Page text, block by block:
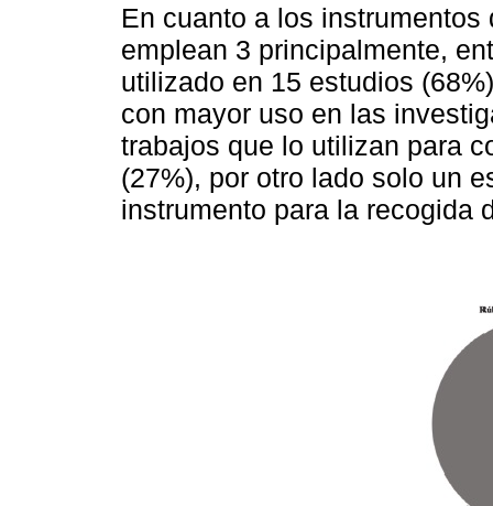
En cuanto a los
emplean 3 principalmente,
utilizado en 15 estudios
con mayor uso en las
trabajos que lo utilizan para
(27%), por otro lado solo un
instrumento para la recogida